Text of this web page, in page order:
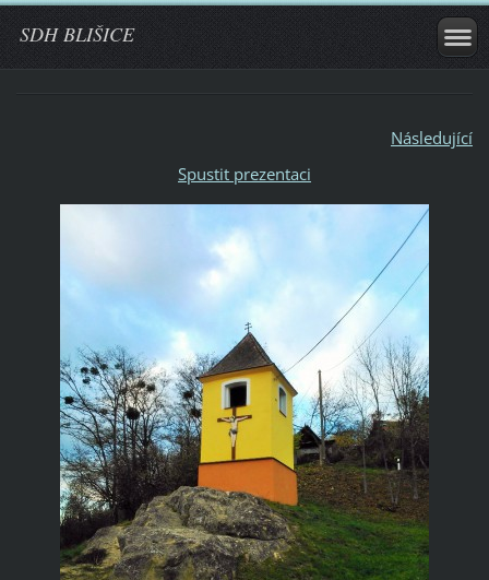
SDH BLIŠICE
Následující
Spustit prezentaci